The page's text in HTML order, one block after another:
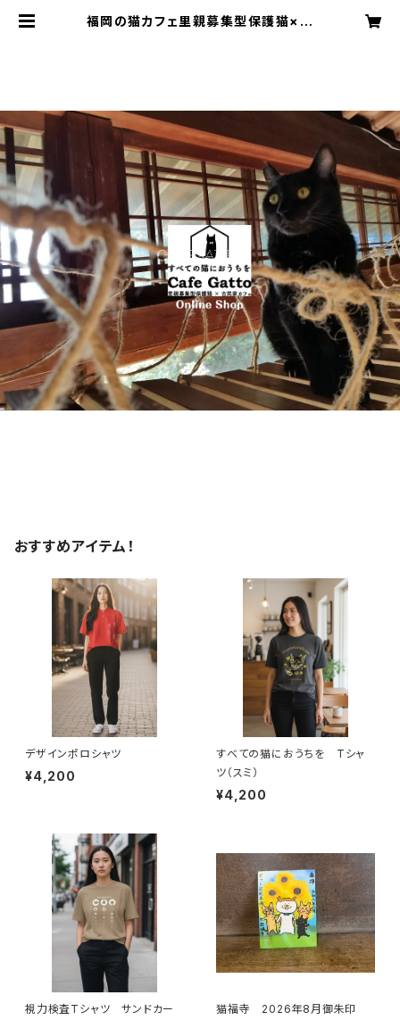
福岡の猫カフェ里親募集型保護猫×古
おすすめアイテム！
デザインポロシャツ
¥4,200
すべての猫におうちを Tシャ
ツ（スミ）
¥4,200
視力検査Tシャツ サンドカー
猫福寺 2026年8月御朱印